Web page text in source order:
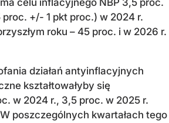
celu inflacyjnego NBP 3,5 proc.
+/- 1 pkt proc.) w 2024 r.
roku – 45 proc. i w 2026 r.
działań antyinflacyjnych
kształtowałyby się
w 2024 r., 3,5 proc. w 2025 r.
poszczególnych kwartałach tego